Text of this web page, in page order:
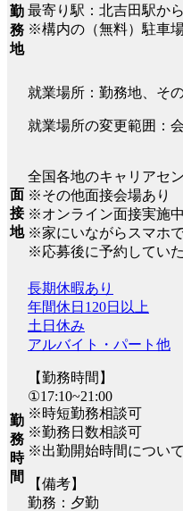
勤
務
地
最寄り駅：北吉田駅か
※構内の（無料）駐車
就業場所：勤務地、そ
就業場所の変更範囲：
面
接
地
全国各地のキャリアセ
※その他面接会場あり
※オンライン面接実施中
※家にいながらスマホ
※応募後に予約していた
勤
務
時
間
長期休暇あり
年間休日120日以上
土日休み
アルバイト・パート他
【勤務時間】
①17:10~21:00
※時短勤務相談可
※勤務日数相談可
※出勤開始時間について
【備考】
勤務：夕勤